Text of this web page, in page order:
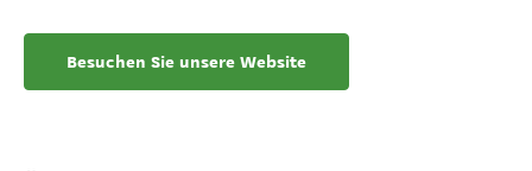
Besuchen Sie unsere Website